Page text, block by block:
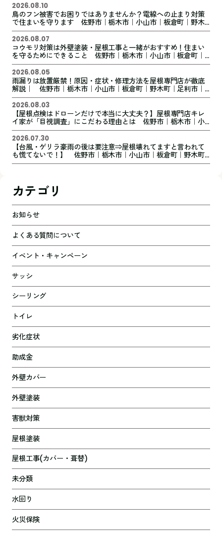
2026.08.10
鳥のフン被害でお困りではありませんか？電線への止まり対策
で住まいを守ります 佐野市｜栃木市｜小山市｜板倉町｜野木
町｜足利市｜館林市｜創業1973年の屋根外壁リフォーム専門
店 キレイ家
2026.08.07
コウモリ対策は外壁塗装・屋根工事と一緒がおすすめ！住まい
を守るためにできること 佐野市｜栃木市｜小山市｜板倉町｜
野木町｜足利市｜館林市｜創業1973年の屋根外壁リフォーム専
門店 キレイ家
2026.08.05
雨漏りは放置厳禁！原因・症状・修理方法を屋根専門店が徹底
解説｜ 佐野市｜栃木市｜小山市｜板倉町｜野木町｜足利市｜
館林市｜創業1973年の屋根外壁リフォーム専門店 キレイ家
2026.08.03
【屋根点検はドローンだけで本当に大丈夫？】屋根専門店キレ
イ家が「目視調査」にこだわる理由とは 佐野市｜栃木市｜小
山市｜板倉町｜野木町｜足利市｜館林市｜創業1973年の屋根外
壁リフォーム専門店 キレイ家
2026.07.30
【台風・ゲリラ豪雨の後は要注意⇒屋根壊れてますと言われて
も慌てないで！】 佐野市｜栃木市｜小山市｜板倉町｜野木町
｜足利市｜館林市｜創業1973年の屋根外壁リフォーム専門店
カテゴリ
お知らせ
よくある質問について
イベント・キャンペーン
サッシ
シーリング
トイレ
劣化症状
助成金
外壁カバー
外壁塗装
害獣対策
屋根塗装
屋根工事(カバー・葺替)
未分類
水回り
火災保険